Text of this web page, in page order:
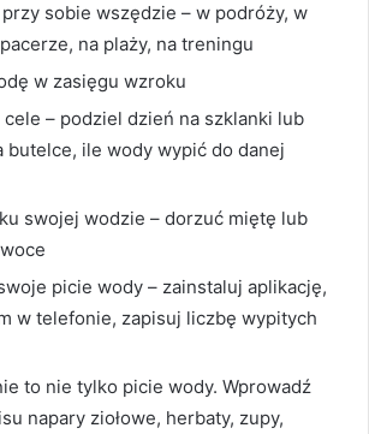
sobie wszędzie – w podróży, w
na plaży, na treningu
w zasięgu wzroku
cele – podziel dzień na szklanki lub
butelce, ile wody wypić do danej
swojej wodzie – dorzuć miętę lub
picie wody – zainstaluj aplikację,
w telefonie, zapisuj liczbę wypitych
to nie tylko picie wody. Wprowadź
napary ziołowe, herbaty, zupy,